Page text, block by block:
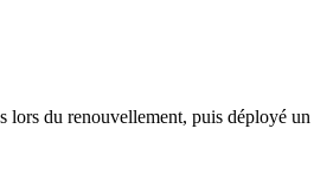
lors du renouvellement, puis déployé un